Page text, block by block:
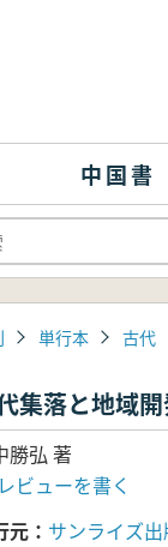
中国書
単行本 古代
集落と地域
勝弘 著
レビューを書く
元
サンライズ出